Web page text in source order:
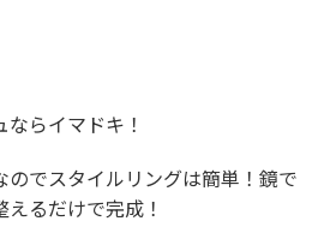
らイマドキ！
でスタイルリングは簡単！鏡で
るだけで完成！